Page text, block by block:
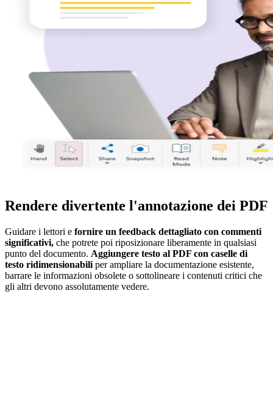
Rendere divertente l'annotazione dei PDF
Guidare i lettori e fornire un feedback dettagliato con commenti
significativi, che potrete poi riposizionare liberamente in qualsiasi
punto del documento. Aggiungere testo al PDF con caselle di
testo ridimensionabili per ampliare la documentazione esistente,
barrare le informazioni obsolete o sottolineare i contenuti critici che
gli altri devono assolutamente vedere.